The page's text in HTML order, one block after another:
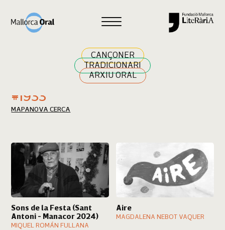
CANÇONER
TRADICIONARI
ARXIU ORAL
Cercar
Resultats cerca
#1933
MAPA NOVA CERCA
Sons de la Festa (Sant
Antoni - Manacor 2024)
MIQUEL ROMÁN FULLANA
Aire
MAGDALENA NEBOT VAQUER